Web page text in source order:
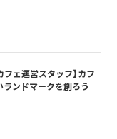
ェ運営スタッフ】カフ
ランドマークを創ろう